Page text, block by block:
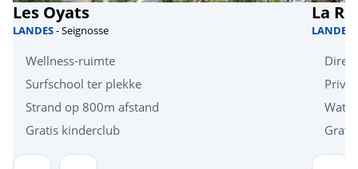
Les Oyats
LANDES- Seignosse
Wellness-ruimte
Surfschool ter plekke
Strand op 800m afstand
Gratis kinderclub
La
LANDES
Prive